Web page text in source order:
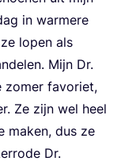
in war­me­re
lopen als
Mijn Dr.
zomer favo­riet,
Ze zijn wel heel
maken, dus ze
Dr.